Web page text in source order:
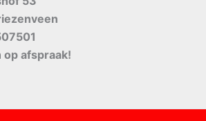
op afspraak!